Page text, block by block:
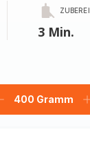
3 Min.
Gramm
400 Gramm